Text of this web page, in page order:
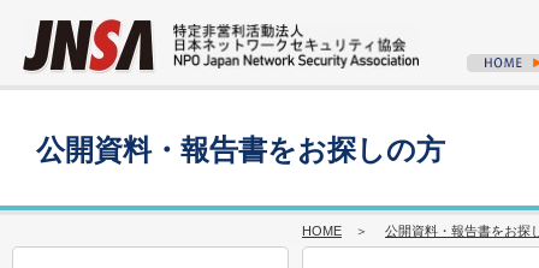
公開資料・報告書をお探しの方
HOME ＞ 公開資料・報告書をお探